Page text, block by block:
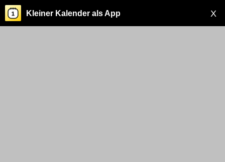
X
Kleiner Kalender als App